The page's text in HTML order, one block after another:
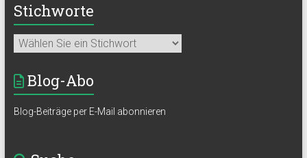
Stichworte
Blog-Abo
Blog-Beiträge per E-Mail abonnieren